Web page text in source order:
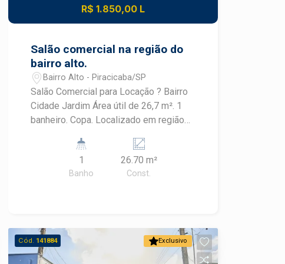
R$ 1.850,00 L
Salão comercial na região do
bairro alto.
Bairro Alto - Piracicaba/SP
Salão Comercial para Locação ? Bairro
Cidade Jardim Área útil de 26,7 m². 1
banheiro. Copa. Localizado em região
pedestres e veículos. Ótima
visibilidade para o seu negócio. Ideal
para lojas de roupas, estéticas, salões
comerciais. Excelente oportunidade
para empresas que buscam um ponto
comercial bem localizado.
1
Banho
26.70 m²
Const.
Exclusivo
Cód. 141884